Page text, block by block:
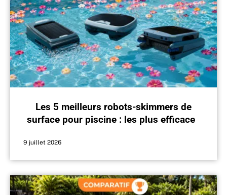
Les 5 meilleurs robots-skimmers de
surface pour piscine : les plus efficaces
9 juillet 2026